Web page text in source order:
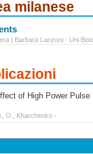
milanese
| Barbara Lanzoni - Uni
of High Power Pulse
O., Kharchenko -